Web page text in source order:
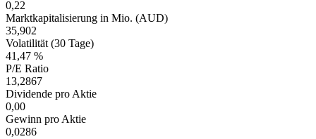
0,22
Marktkapitalisierung in Mio. (AUD)
35,902
Volatilität (30 Tage)
41,47 %
P/E Ratio
13,2867
Dividende pro Aktie
0,00
Gewinn pro Aktie
0,0286